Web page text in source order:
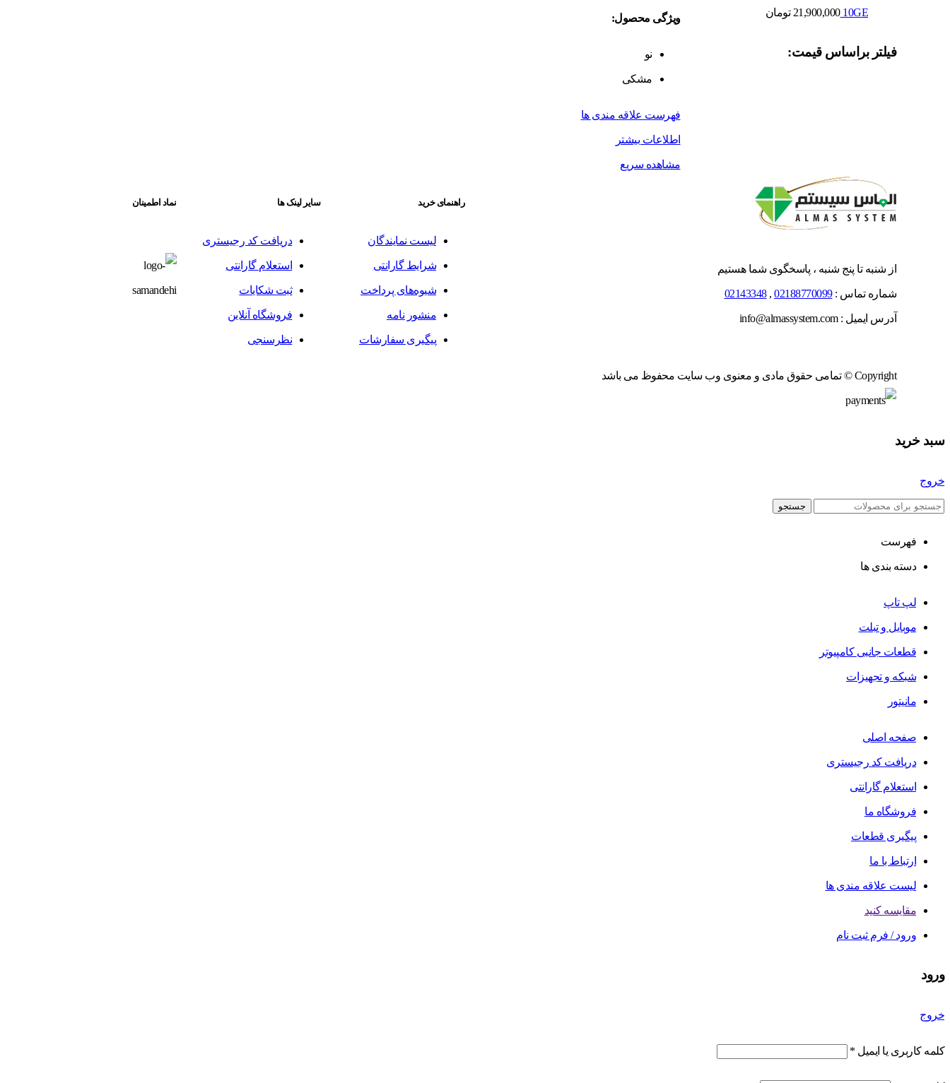
10GE
21,900,000 تومان
فیلتر براساس قیمت:
ویژگی محصول:
نو
مشکی
فهرست علاقه مندی ها
اطلاعات بیشتر
مشاهده سریع
از شنبه تا پنج شنبه ، پاسخگوی شما هستیم
شماره تماس :02188770099
,
02143348
آدرس ایمیل : info@almassystem.com
راهنمای خرید
لیست نمایندگان
شرایط گارانتی
شیوه‌های پرداخت
منشور نامه
پیگیری سفارشات
سایر لینک ها
دریافت کد رجیستری
استعلام گارانتی
ثبت شکایات
فروشگاه آنلاین
نظرسنجی
نماد اطمینان
Copyright © تمامی حقوق مادی و معنوی وب سایت محفوظ می باشد
سبد خرید
خروج
جستجو
فهرست
دسته بندی ها
لپ تاپ
موبایل و تبلت
قطعات جانبی کامپیوتر
شبکه و تجهیزات
مانیتور
صفحه اصلی
دریافت کد رجیستری
استعلام گارانتی
فروشگاه ما
پیگیری قطعات
ارتباط با ما
لیست علاقه مندی ها
مقایسه کنید
ورود / فرم ثبت نام
ورود
خروج
کلمه کاربری یا ایمیل *